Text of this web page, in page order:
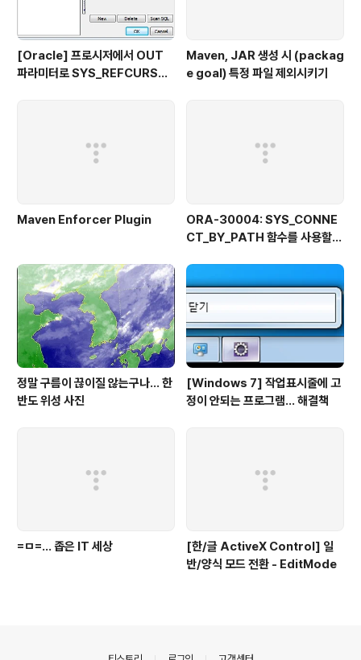
[Oracle] 프로시저에서 OUT
파라미터로 SYS_REFCURSO
Maven, JAR 생성 시 (packag
e goal) 특정 파일 제외시키기
Maven Enforcer Plugin
ORA-30004: SYS_CONNE
CT_BY_PATH 함수를 사용할
할 수 없습니다
정말 구름이 끊이질 않는구나... 한
반도 위성 사진
[Windows 7] 작업표시줄에 고
정이 안되는 프로그램... 해결책
=ㅁ=... 좁은 IT 세상
[한/글 ActiveX Control] 일
반/양식 모드 전환 - EditMode